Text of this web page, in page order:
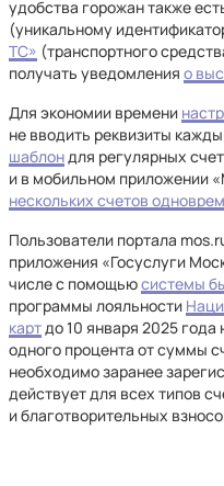
удобства горожан также
(уникальному
ТС» (транспортного
получать уведомления о
Для экономии времени
не вводить реквизиты
шаблондля регулярных
и в мобильном приложении
нескольких счетов
Пользователи портала
приложения «Госуслуги
числе с помощьюсистемы
программы лояльности
картдо 10 января 2025
одного процента от суммы
необходимо заранее
действует для всех типов
и благотворительных